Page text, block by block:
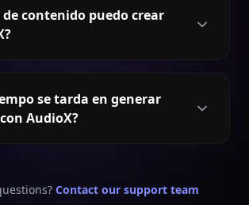
de contenido puedo crear
se tarda en generar
AudioX?
Contact our support team